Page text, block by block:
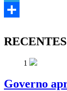
Link
Telegram
RECENTES
1
Governo